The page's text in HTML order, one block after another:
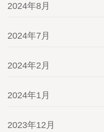
2024年8月
2024年7月
2024年2月
2024年1月
2023年12月